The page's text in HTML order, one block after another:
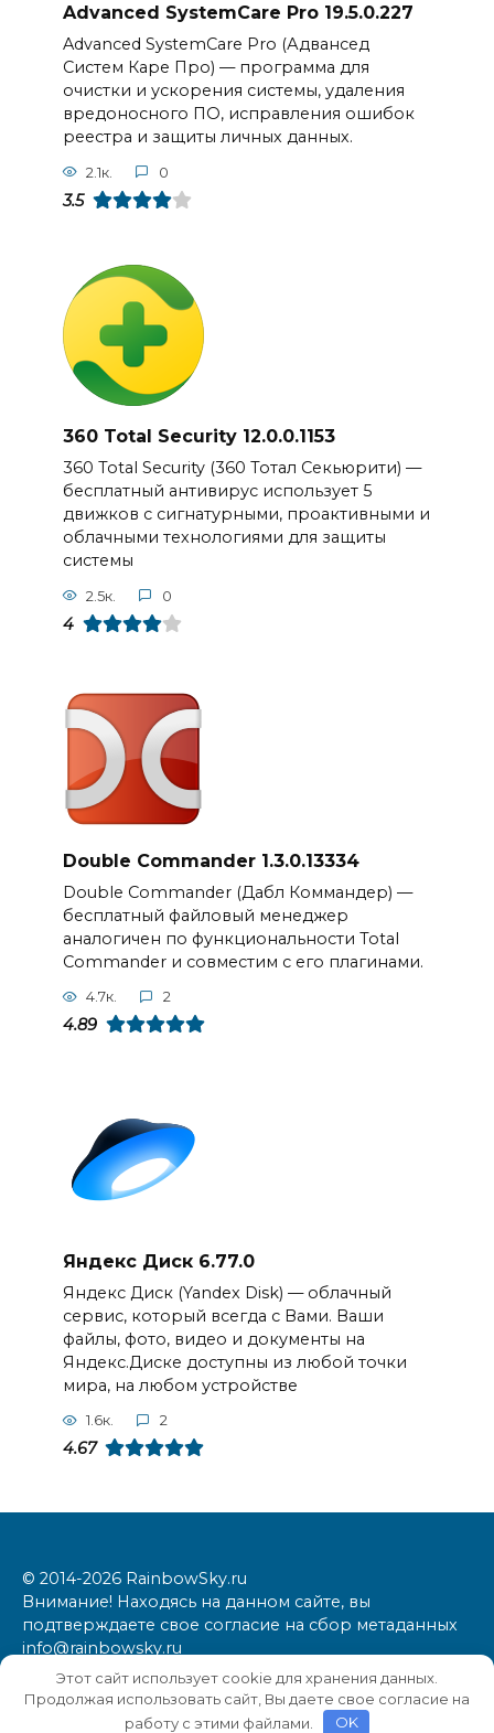
Advanced SystemCare Pro 19.5.0.227
Advanced SystemCare Pro (Адвансед
Систем Каре Про) — программа для
очистки и ускорения системы, удаления
вредоносного ПО, исправления ошибок
реестра и защиты личных данных.
2.1к. 0
3.5
360 Total Security 12.0.0.1153
360 Total Security (360 Тотал Секьюрити) —
бесплатный антивирус использует 5
движков с сигнатурными, проактивными и
облачными технологиями для защиты
системы
2.5к. 0
4
Double Commander 1.3.0.13334
Double Commander (Дабл Коммандер) —
бесплатный файловый менеджер
аналогичен по функциональности Total
Commander и совместим с его плагинами.
4.7к. 2
4.89
Яндекс Диск 6.77.0
Яндекс Диск (Yandex Disk) — облачный
сервис, который всегда с Вами. Ваши
файлы, фото, видео и документы на
Яндекс.Диске доступны из любой точки
мира, на любом устройстве
1.6к. 2
4.67
© 2014-2026 RainbowSky.ru
Внимание! Находясь на данном сайте, вы
подтверждаете свое согласие на сбор метаданных
info@rainbowsky.ru
Этот сайт использует cookie для хранения данных.
Продолжая использовать сайт, Вы даете свое согласие на
работу с этими файлами.
OK